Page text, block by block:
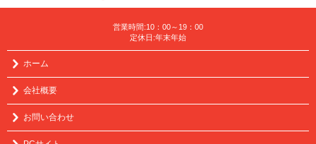
営業時間:10：00～19：00
定休日:年末年始
ホーム
会社概要
お問い合わせ